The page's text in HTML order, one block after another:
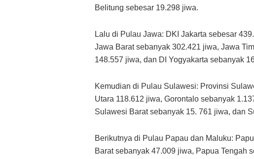
Belitung sebesar 19.298 jiwa.
Lalu di Pulau Jawa: DKI Jakarta sebesar
Jawa Barat sebanyak 302.421 jiwa, Jawa
148.557 jiwa, dan DI Yogyakarta sebanyak
Kemudian di Pulau Sulawesi: Provinsi
Utara 118.612 jiwa, Gorontalo sebanyak
Sulawesi Barat sebanyak 15. 761 jiwa, dan
Berikutnya di Pulau Papau dan Maluku:
Barat sebanyak 47.009 jiwa, Papua Tengah